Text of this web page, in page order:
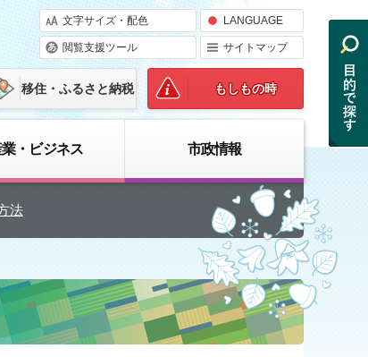
文字サイズ・配色 LANGUAGE
閲覧支援ツール サイトマップ
移住・ふるさと納税 もしもの時
業・ビジネス 市政情報
法